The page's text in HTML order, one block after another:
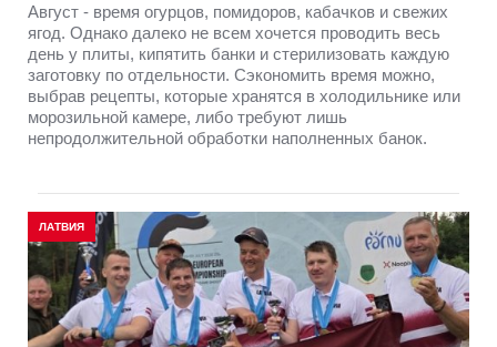
Август - время огурцов, помидоров, кабачков и свежих
ягод. Однако далеко не всем хочется проводить весь
день у плиты, кипятить банки и стерилизовать каждую
заготовку по отдельности. Сэкономить время можно,
выбрав рецепты, которые хранятся в холодильнике или
морозильной камере, либо требуют лишь
непродолжительной обработки наполненных банок.
ЛАТВИЯ